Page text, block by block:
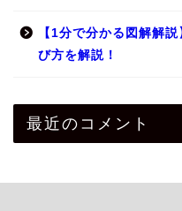
【1分で分かる図解解
び方を解説！
最近のコメント